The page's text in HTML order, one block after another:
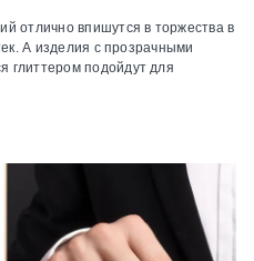
отлично впишутся в торжества в
А изделия с прозрачными
глиттером подойдут для